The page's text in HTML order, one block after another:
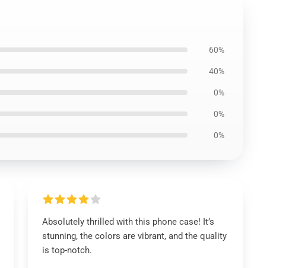
60%
40%
0%
0%
0%
Absolutely thrilled with this phone case! It’s
stunning, the colors are vibrant, and the quality
is top-notch.